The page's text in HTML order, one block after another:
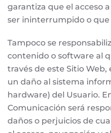
garantiza que el acceso
ser ininterrumpido o que
Tampoco se
contenido o software al
través de este Sitio
un daño al sistema
hardware) del Usuario.
Comunicación será
daños o perjuicios de